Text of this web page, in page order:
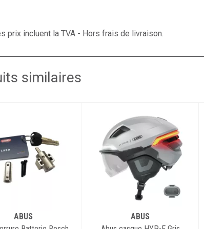
circulation dense : dans ces
Plus de vélos motorisés, plus
certification NTA, le HYP-E est
vélos électriques et aux
Couvercle de ventilation :
ouvertures de ventilation afin
vent et de la pluie
Feux avant et arrière intégrés
fixes à l'avant et à l'arrière du
prix incluent la TVA - Hors frais de livraison.
similaires
ABUS
ABUS